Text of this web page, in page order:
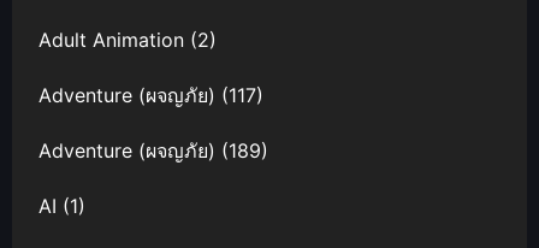
Adult Animation (2)
Adventure (ผจญภัย) (117)
Adventure (ผจญภัย) (189)
AI (1)